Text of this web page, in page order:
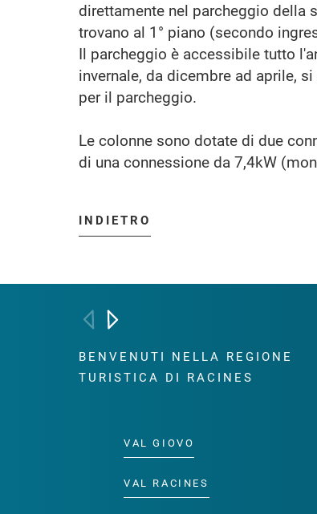
direttamente nel parcheggio della
trovano al 1° piano (secondo
Il parcheggio è accessibile tutto
invernale, da dicembre ad aprile,
per il parcheggio.
Le colonne sono dotate di due
di una connessione da 7,4kW
INDIETRO
BENVENUTI NELLA REGIONE
TURISTICA DI RACINES
VAL GIOVO
VAL RACINES